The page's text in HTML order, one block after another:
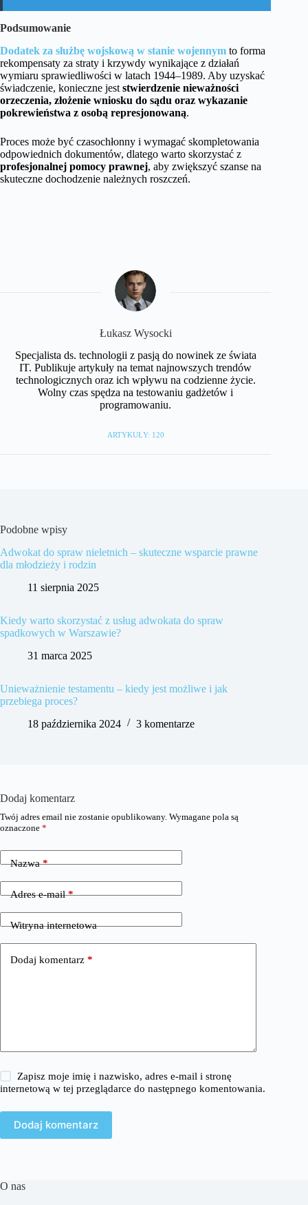
Podsumowanie
Dodatek za służbę wojskową w stanie wojennym to forma
rekompensaty za straty i krzywdy wynikające z działań
wymiaru sprawiedliwości w latach 1944–1989. Aby uzyskać
świadczenie, konieczne jest stwierdzenie nieważności
orzeczenia, złożenie wniosku do sądu oraz wykazanie
pokrewieństwa z osobą represjonowaną.
Proces może być czasochłonny i wymagać skompletowania
odpowiednich dokumentów, dlatego warto skorzystać z
profesjonalnej pomocy prawnej, aby zwiększyć szanse na
skuteczne dochodzenie należnych roszczeń.
Łukasz Wysocki
Specjalista ds. technologii z pasją do nowinek ze świata
IT. Publikuje artykuły na temat najnowszych trendów
technologicznych oraz ich wpływu na codzienne życie.
Wolny czas spędza na testowaniu gadżetów i
programowaniu.
ARTYKUŁY: 120
Podobne wpisy
Adwokat do spraw nieletnich – skuteczne wsparcie prawne
dla młodzieży i rodzin
11 sierpnia 2025
Kiedy warto skorzystać z usług adwokata do spraw
spadkowych w Warszawie?
31 marca 2025
Unieważnienie testamentu – kiedy jest możliwe i jak
przebiega proces?
18 października 2024
3 komentarze
Dodaj komentarz
Twój adres email nie zostanie opublikowany. Wymagane pola są
oznaczone *
Nazwa*
Adres e-mail*
Witryna internetowa
Dodaj komentarz *
Zapisz moje imię i nazwisko, adres e-mail i stronę
internetową w tej przeglądarce do następnego komentowania.
Dodaj komentarz
O nas